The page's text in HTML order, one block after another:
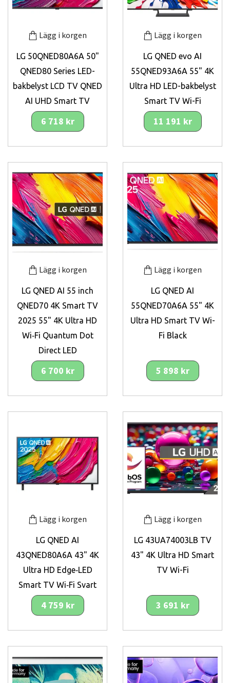
Lägg i korgen
LG 50QNED80A6A 50"
QNED80 Series LED-
bakbelyst LCD TV QNED
AI UHD Smart TV
6 718 kr
Lägg i korgen
LG QNED evo AI
55QNED93A6A 55" 4K
Ultra HD LED-bakbelyst
Smart TV Wi-Fi
11 191 kr
Lägg i korgen
LG QNED AI 55 inch
QNED70 4K Smart TV
2025 55" 4K Ultra HD
Wi‑Fi Quantum Dot
Direct LED
6 700 kr
Lägg i korgen
LG QNED AI
55QNED70A6A 55" 4K
Ultra HD Smart TV Wi-
Fi Black
5 898 kr
Lägg i korgen
LG QNED AI
43QNED80A6A 43" 4K
Ultra HD Edge‑LED
Smart TV Wi‑Fi Svart
4 759 kr
Lägg i korgen
LG 43UA74003LB TV
43" 4K Ultra HD Smart
TV Wi-Fi
3 691 kr